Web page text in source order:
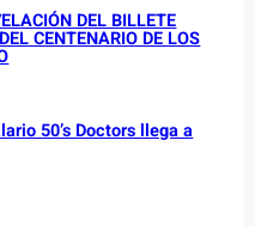
DEL BILLETE
CENTENARIO DE LOS
50’s Doctors llega a